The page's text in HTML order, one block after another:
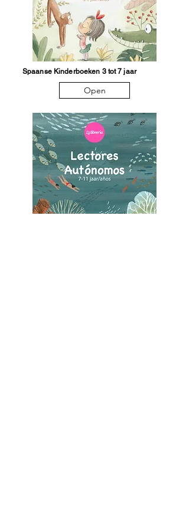
Spaanse Kinderboeken 3 tot 7 jaar
Open